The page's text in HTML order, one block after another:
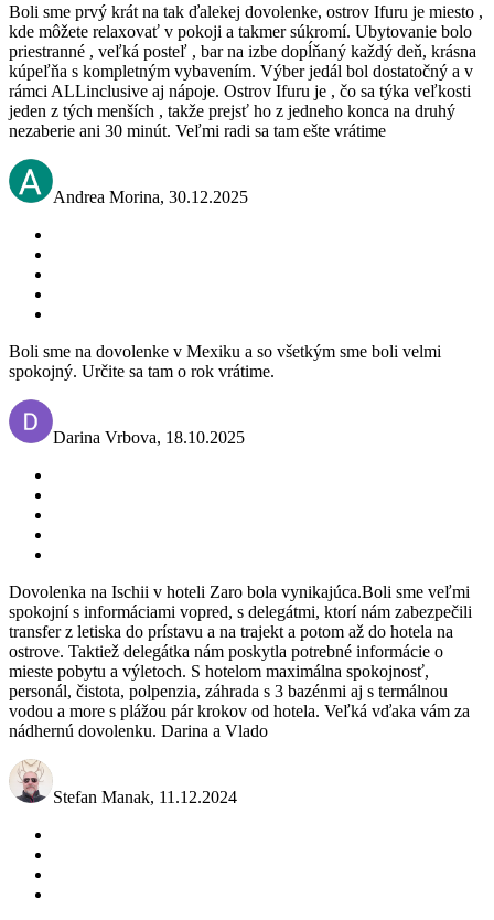
Boli sme prvý krát na tak ďalekej dovolenke, ostrov Ifuru je miesto ,
kde môžete relaxovať v pokoji a takmer súkromí. Ubytovanie bolo
priestranné , veľká posteľ , bar na izbe dopĺňaný každý deň, krásna
kúpeľňa s kompletným vybavením. Výber jedál bol dostatočný a v
rámci ALLinclusive aj nápoje. Ostrov Ifuru je , čo sa týka veľkosti
jeden z tých menších , takže prejsť ho z jedneho konca na druhý
nezaberie ani 30 minút. Veľmi radi sa tam ešte vrátime
Andrea Morina, 30.12.2025
Boli sme na dovolenke v Mexiku a so všetkým sme boli velmi
spokojný. Určite sa tam o rok vrátime.
Darina Vrbova, 18.10.2025
Dovolenka na Ischii v hoteli Zaro bola vynikajúca.Boli sme veľmi
spokojní s informáciami vopred, s delegátmi, ktorí nám zabezpečili
transfer z letiska do prístavu a na trajekt a potom až do hotela na
ostrove. Taktiež delegátka nám poskytla potrebné informácie o
mieste pobytu a výletoch. S hotelom maximálna spokojnosť,
personál, čistota, polpenzia, záhrada s 3 bazénmi aj s termálnou
vodou a more s plážou pár krokov od hotela. Veľká vďaka vám za
nádhernú dovolenku. Darina a Vlado
Stefan Manak, 11.12.2024